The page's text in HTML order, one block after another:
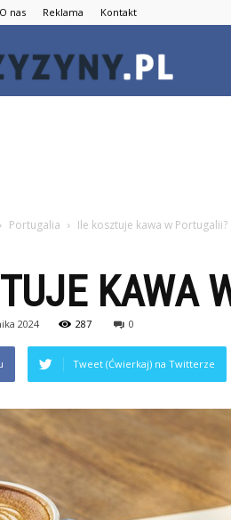
O nas Reklama Kontakt
Portugalia Ile kosztuje kawa w Portugalii?
KAWA
2024 287 0
Tweet (Ćwierkaj) na Twitterze